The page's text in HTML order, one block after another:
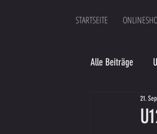
STARTSEITE
Alle Beiträge
Spielergebnis
21.